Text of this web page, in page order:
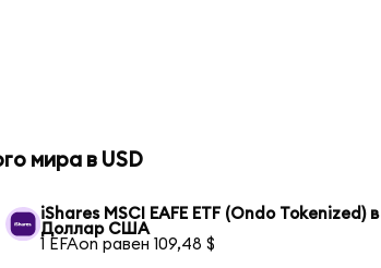
мира в USD
iShares MSCI EAFE ETF (Ondo Tokenized) в
Доллар США
1 EFAon равен 109,48 $